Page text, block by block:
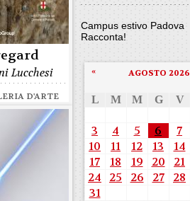
Lucchesi
D'ARTE
Campus estivo Padova
Racconta!
AGOSTO 2026
«
L M M G V
3
4 5 6 7
10
11 12 13 14
17
18 19 20 21
24
25 26 27 28
31